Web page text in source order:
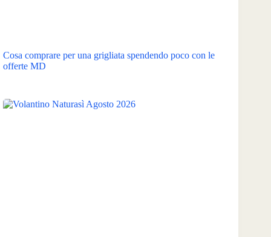
Cosa comprare per una grigliata spendendo poco con le
offerte MD